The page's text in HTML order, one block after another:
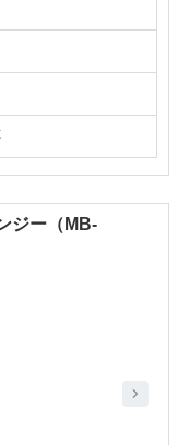
ジー（MB-